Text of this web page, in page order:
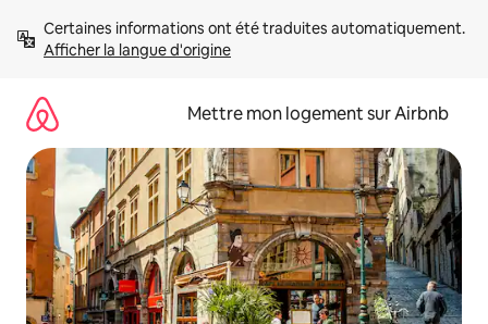
directement
Afficher la langue d'origine
Mettre mon logement sur Airbnb